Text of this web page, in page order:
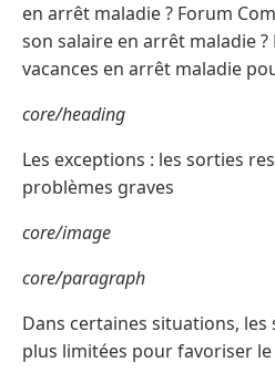
en arrêt maladie ? Forum
son salaire en arrêt maladie
vacances en arrêt maladie
core/heading
Les exceptions : les sorties
problèmes graves
core/image
core/paragraph
Dans certaines situations,
plus limitées pour favoriser